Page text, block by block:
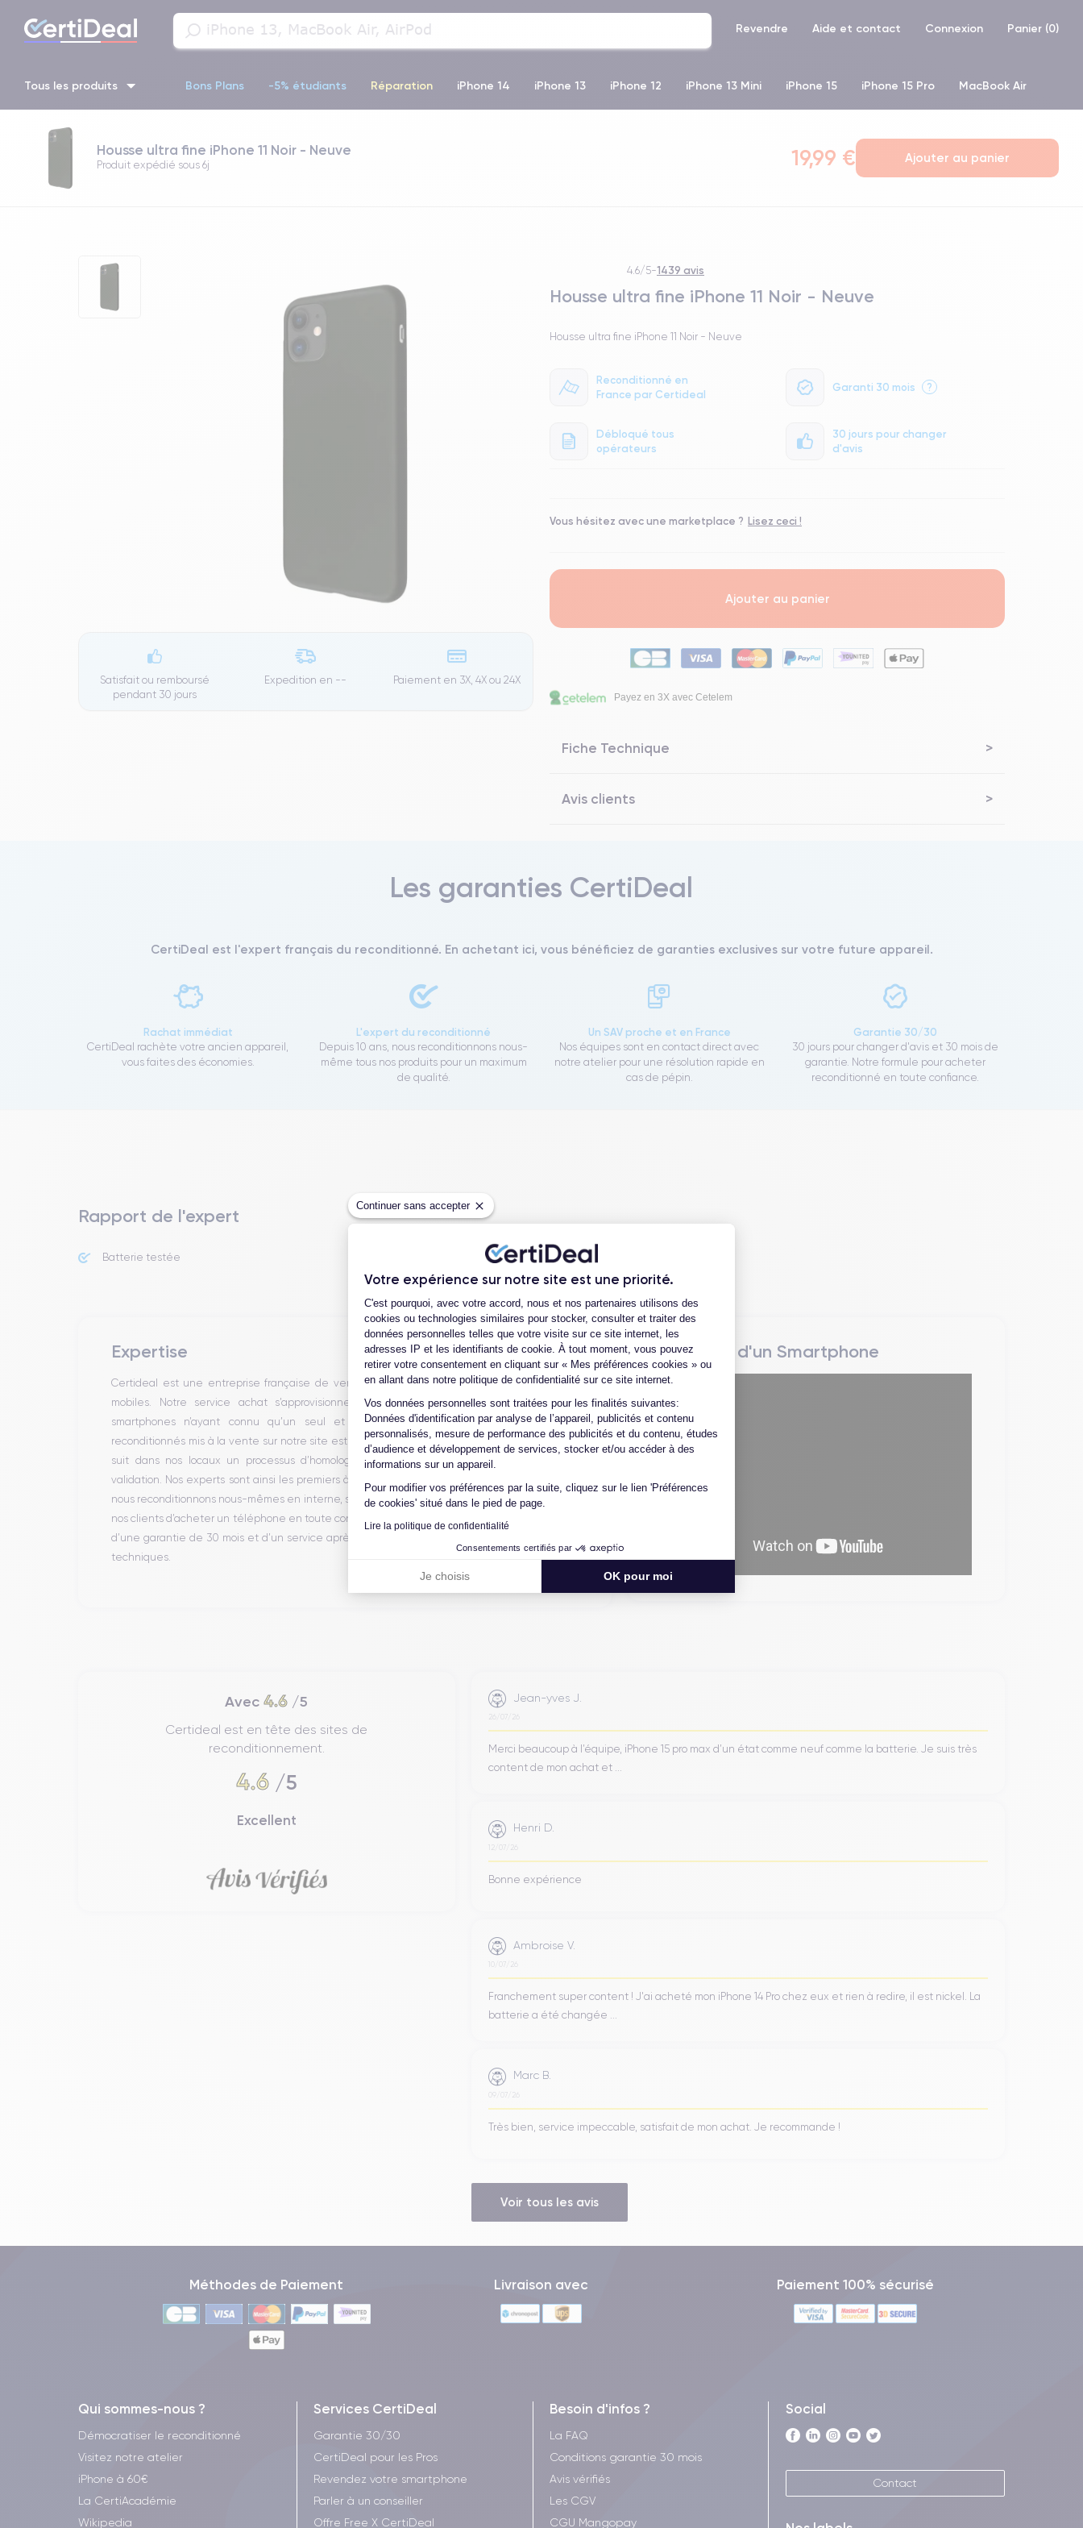
Continuer sans accepter
Votre expérience sur notre site est une priorité.
Plateforme de Gestion du Consentement : Personnalisez vos Options
C'est pourquoi, avec votre accord, nous et nos partenaires utilisons des
cookies ou technologies similaires pour stocker, consulter et traiter des
données personnelles telles que votre visite sur ce site internet, les
adresses IP et les identifiants de cookie. À tout moment, vous pouvez
retirer votre consentement en cliquant sur « Mes préférences cookies » ou
en allant dans notre politique de confidentialité sur ce site internet.
Vos données personnelles sont traitées pour les finalités suivantes:
Données d'identification par analyse de l’appareil, publicités et contenu
personnalisés, mesure de performance des publicités et du contenu, études
d’audience et développement de services, stocker et/ou accéder à des
informations sur un appareil.
Pour modifier vos préférences par la suite, cliquez sur le lien 'Préférences
de cookies' situé dans le pied de page.
Lire la politique de confidentialité
Consentements certifiés par
Je choisis OK pour moi
Axeptio consent
Revendre Aide et contact Connexion Panier (0)
Tous les produits Bons Plans -5% étudiants Réparation iPhone 14 iPhone 13 iPhone 12 iPhone 13 Mini iPhone 15 iPhone 15 Pro MacBook Air
iPhone 16
iPhone 11 Pro
Housse ultra fine iPhone 11 Noir - Neuve
Produit expédié sous 6j 19,99 € Ajouter au panier
Satisfait ou remboursé
pendant 30 jours
Expedition en -- Paiement en 3X, 4X ou 24X
4.6/5-1439 avis
Housse ultra fine iPhone 11 Noir - Neuve
Housse ultra fine iPhone 11 Noir - Neuve
Reconditionné en
France par Certideal
Garanti 30 mois ?
Débloqué tous
opérateurs
30 jours pour changer
d'avis
Vous hésitez avec une marketplace ? Lisez ceci !
Ajouter au panier
Payez en 3X avec Cetelem
Fiche Technique
Avis clients
Les garanties CertiDeal
CertiDeal est l'expert français du reconditionné. En achetant ici, vous bénéficiez de garanties exclusives sur votre future appareil.
Rachat immédiat
CertiDeal rachète votre ancien appareil,
vous faites des économies.
L'expert du reconditionné
Depuis 10 ans, nous reconditionnons nous-
même tous nos produits pour un maximum
de qualité.
Un SAV proche et en France
Nos équipes sont en contact direct avec
notre atelier pour une résolution rapide en
cas de pépin.
Garantie 30/30
30 jours pour changer d'avis et 30 mois de
garantie. Notre formule pour acheter
reconditionné en toute confiance.
Rapport de l'expert
Batterie testée
Expertise
Certideal est une entreprise française de vente et de reconditionnement de téléphones
mobiles. Notre service achat s’approvisionne auprès d’opérateurs qui reprennent des
smartphones n’ayant connu qu’un seul et unique propriétaire. Chacun des produits
reconditionnés mis à la vente sur notre site est alors récupéré physiquement par nos soins et
suit dans nos locaux un processus d’homologation en trois étapes : vérification, test et
validation. Nos experts sont ainsi les premiers à intervenir techniquement sur le produit, que
nous reconditionnons nous-mêmes en interne, sans autre intermédiaire. C’est l’assurance pour
nos clients d’acheter un téléphone en toute confiance, reconditionné en France, accompagné
d’une garantie de 30 mois et d’un service après-vente en contact continu avec nos experts
techniques.
Parcours d'un Smartphone
Avec4.6 /5
Certideal est en tête des sites de
reconditionnement.
4.6/5
Excellent
Jean-yves J.
26/07/26
Merci beaucoup à l’équipe, iPhone 15 pro max d’un état comme neuf comme la batterie. Je suis très
content de mon achat et ...
Henri D.
12/07/26
Bonne expérience
Ambroise V.
10/07/26
Franchement super content ! J'ai acheté mon iPhone 14 Pro chez eux et rien à redire, il est nickel. La
batterie a été changée ...
Marc B.
09/07/26
Très bien, service impeccable, satisfait de mon achat. Je recommande !
Voir tous les avis
Méthodes de Paiement Livraison avec Paiement 100% sécurisé
Qui sommes-nous ?
Démocratiser le reconditionné
Visitez notre atelier
iPhone à 60€
La CertiAcadémie
Wikipedia
Services CertiDeal
Garantie 30/30
CertiDeal pour les Pros
Revendez votre smartphone
Parler à un conseiller
Offre Free X CertiDeal
Besoin d'infos ?
La FAQ
Conditions garantie 30 mois
Avis vérifiés
Les CGV
CGU Mangopay
Social
Contact